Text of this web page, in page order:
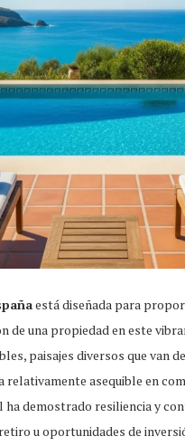
está diseñada para
de una propiedad en este
paisajes diversos que van
asequible en
demostrado resiliencia y
u oportunidades de